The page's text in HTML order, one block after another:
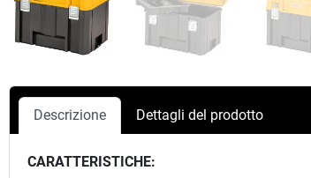
Descrizione Dettagli del prodotto
CARATTERISTICHE: